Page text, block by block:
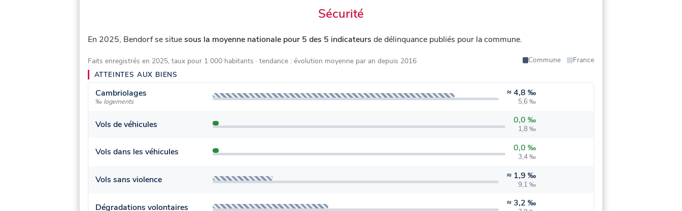
Sécurité
En 2025, Bendorf se situesous la moyenne nationale pour 5 des 5 indicateurs de délinquance publiés pour la commune.
Faits enregistrés en 2025, taux pour 1 000 habitants · tendance : évolution moyenne par an depuis 2016 Commune
France
ATTEINTES AUX BIENS
Cambriolages
‰ logements
≈4,8 ‰
5,6 ‰
Vols de véhicules 0,0 ‰
1,8 ‰
Vols dans les véhicules 0,0 ‰
3,4 ‰
Vols sans violence ≈ 1,9 ‰
9,1 ‰
Dégradations volontaires ≈ 3,2 ‰